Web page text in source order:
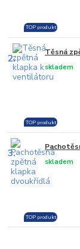
TOP produkt
2. Těsná
skladem
TOP produkt
3.
skladem
TOP produkt